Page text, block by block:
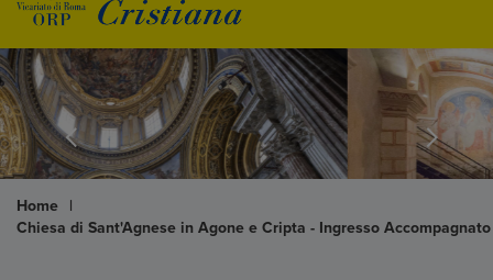
Home
|
Chiesa di Sant'Agnese in Agone e Cripta - Ingresso Accompagnato